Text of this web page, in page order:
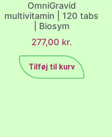
OmniGravid
multivitamin | 120 tabs
| Biosym
277,00 kr.
Tilføj til kurv